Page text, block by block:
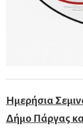
Ημερήσια
Δήμο Πάργας